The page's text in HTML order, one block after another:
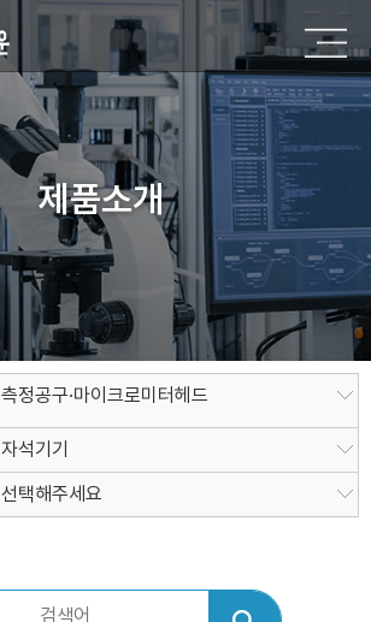
제품소개
측정공구·마이크로미터헤드
자석기기
선택해주세요